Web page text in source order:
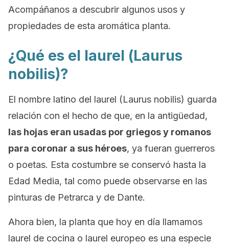
Acompáñanos a descubrir algunos usos y
propiedades de esta aromática planta.
¿Qué es el laurel (Laurus
nobilis)?
El nombre latino del laurel (Laurus nobilis) guarda
relación con el hecho de que, en la antigüedad,
las hojas eran usadas por griegos y romanos
para coronar a sus héroes, ya fueran guerreros
o poetas. Esta costumbre se conservó hasta la
Edad Media, tal como puede observarse en las
pinturas de Petrarca y de Dante.
Ahora bien, la planta que hoy en día llamamos
laurel de cocina o laurel europeo es una especie